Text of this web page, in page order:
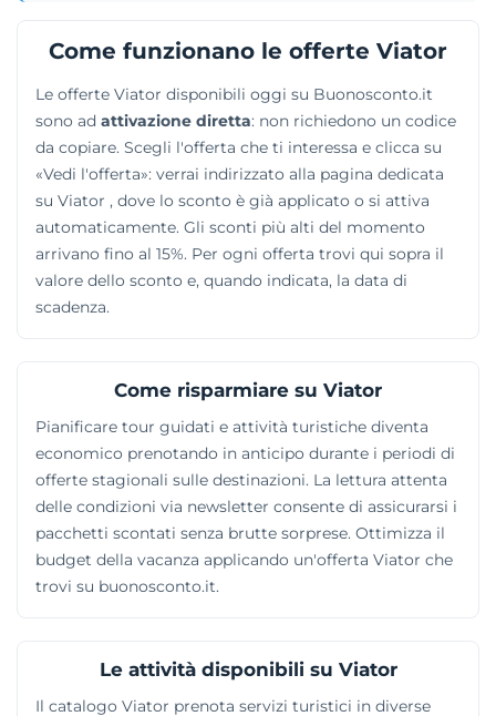
Tripadvisor aiuta gli utenti a confrontare i prezzi e a
risultati si filtrano rapidamente per destinazione o per
periodo di soggiorno. Ogni utente gestisce le
prenotazioni dal proprio account personale, inoltrando
richieste di modifica o procedendo con cancellazioni
secondo le regole del tour operator.
Come funzionano le offerte Viator
Le offerte Viator disponibili oggi su Buonosconto.it
sono ad attivazione diretta: non richiedono un codice
da copiare. Scegli l'offerta che ti interessa e clicca su
«Vedi l'offerta»: verrai indirizzato alla pagina dedicata
su Viator , dove lo sconto è già applicato o si attiva
automaticamente. Gli sconti più alti del momento
arrivano fino al 15%. Per ogni offerta trovi qui sopra il
valore dello sconto e, quando indicata, la data di
scadenza.
Come risparmiare su Viator
Pianificare tour guidati e attività turistiche diventa
economico prenotando in anticipo durante i periodi di
offerte stagionali sulle destinazioni. La lettura attenta
delle condizioni via newsletter consente di assicurarsi i
pacchetti scontati senza brutte sorprese. Ottimizza il
budget della vacanza applicando un'offerta Viator che
trovi su buonosconto.it.
Le attività disponibili su Viator
Il catalogo Viator prenota servizi turistici in diverse